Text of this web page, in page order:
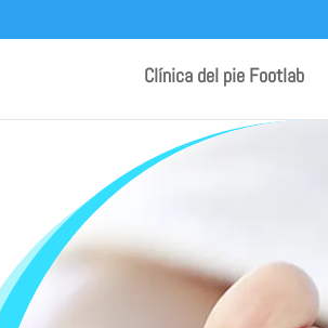
Clínica del pie Footlab